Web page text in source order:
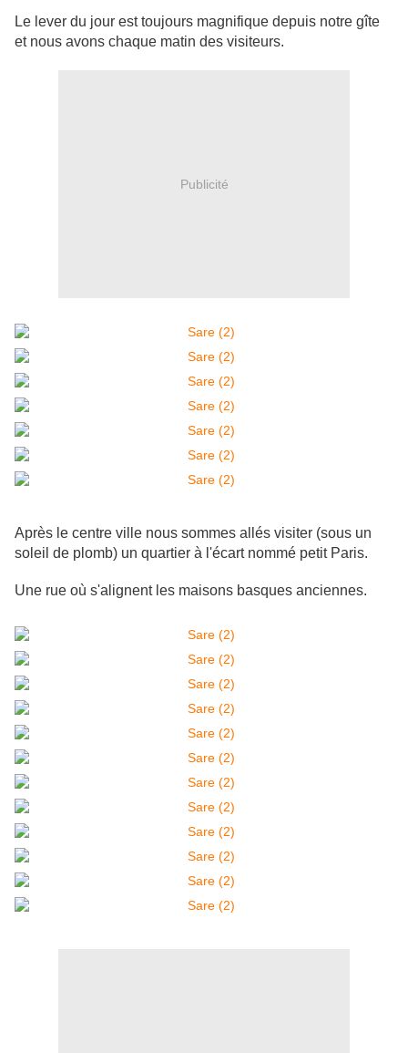
Le lever du jour est toujours magnifique depuis notre gîte
et nous avons chaque matin des visiteurs.
Publicité
Après le centre ville nous sommes allés visiter (sous un
soleil de plomb) un quartier à l'écart nommé petit Paris.
Une rue où s'alignent les maisons basques anciennes.